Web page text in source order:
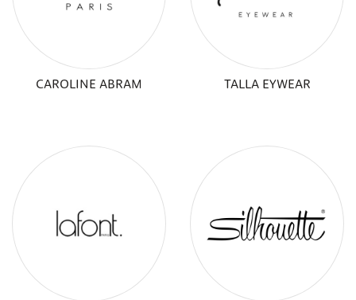
CAROLINE ABRAM TALLA EYWEAR